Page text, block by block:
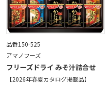
品番150-525
アマノフーズ
フリーズドライ みそ汁詰合せ
【2026年春夏カタログ掲載品】